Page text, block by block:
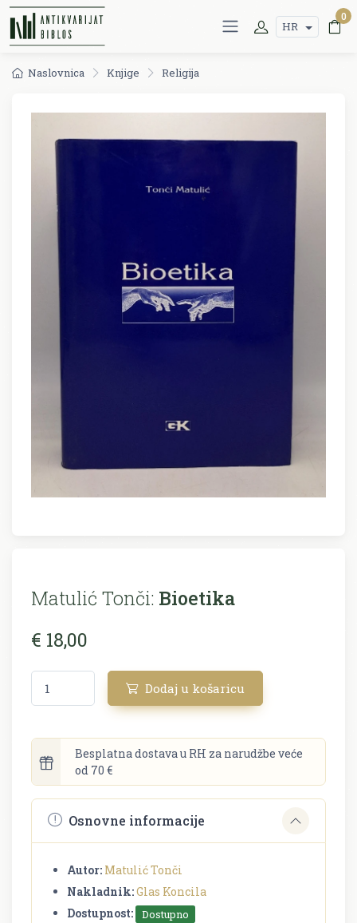
HR
0
Naslovnica Knjige Religija
Matulić Tonči: Bioetika
€ 18,00
Dodaj u košaricu
Besplatna dostava u RH za narudžbe veće
od 70 €
Osnovne informacije
Autor: Matulić Tonči
Nakladnik:Glas Koncila
Dostupnost:
Dostupno